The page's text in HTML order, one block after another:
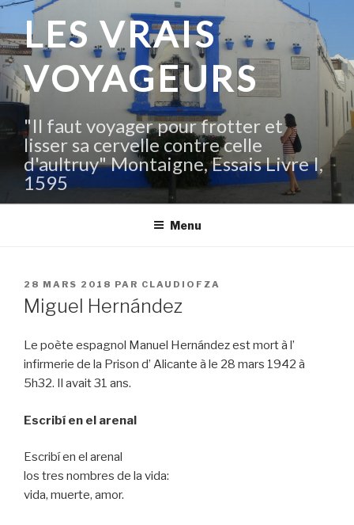
Aller
contenu
principal
LES VRAIS
VOYAGEURS
"Il faut voyager pour frotter et
lisser sa cervelle contre celle
d'aultruy" Montaigne, Essais Livre I,
1595
Menu
PUBLIÉ
LE
28 MARS 2018 PAR CLAUDIOFZA
Miguel Hernández
Le poète espagnol Manuel Hernández est mort à l’
infirmerie de la Prison d’ Alicante à le 28 mars 1942 à
5h32. Il avait 31 ans.
Escribí en el arenal
Escribí en el arenal
los tres nombres de la vida:
vida, muerte, amor.